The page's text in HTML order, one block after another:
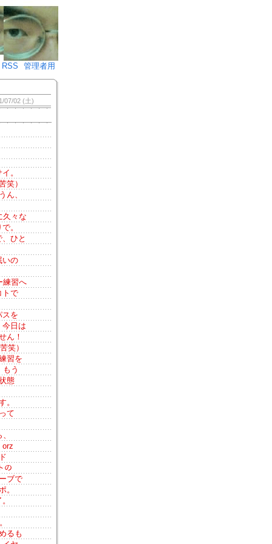
♪)÷2
RSS 管理者用
07/02 (土)
。
笑）
ん、
久々な
。
ひと
いの
練習へ
トで
を
今日は
ん！
笑）
習を
う
態
。
て
orz
の
ブで
。
るも